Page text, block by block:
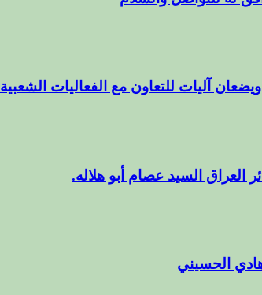
آليات للتعاون مع الفعاليات الشعبية
العراق السيد عصام أبو هلاله.
الحسيني